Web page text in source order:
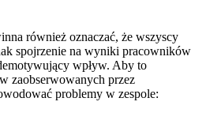
również oznaczać, że wszyscy
spojrzenie na wyniki pracowników
wpływ. Aby to
zaobserwowanych przez
problemy w zespole: